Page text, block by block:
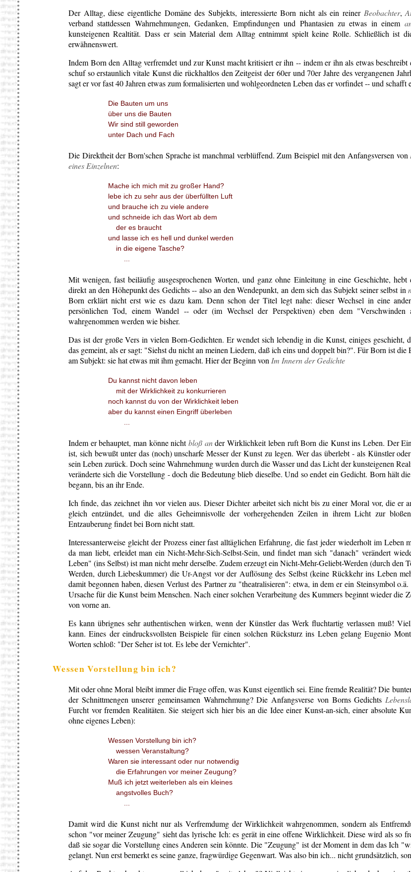
Der Alltag, diese eigentliche Domäne des Subjekts, interessierte Born nicht als ein reiner Beobachter,
verband stattdessen Wahrnehmungen, Gedanken, Empfindungen und Phantasien zu etwas in einem
kunsteigenen Realtität. Dass er sein Material dem Alltag entnimmt spielt keine Rolle. Schließlich ist
erwähnenswert.
Indem Born den Alltag verfremdet und zur Kunst macht kritisiert er ihn -- indem er ihn als etwas beschreibt
schuf so erstaunlich vitale Kunst die rückhaltlos den Zeitgeist der 60er und 70er Jahre des vergangenen
sagt er vor fast 40 Jahren etwas zum formalisierten und wohlgeordneten Leben das er vorfindet -- und schafft
Die Bauten um uns
über uns die Bauten
Wir sind still geworden
unter Dach und Fach
Die Direktheit der Born'schen Sprache ist manchmal verblüffend. Zum Beispiel mit den Anfangsversen von
eines Einzelnen:
Mache ich mich mit zu großer Hand?
lebe ich zu sehr aus der überfüllten Luft
und brauche ich zu viele andere
und schneide ich das Wort ab dem
der es braucht
und lasse ich es hell und dunkel werden
in die eigene Tasche?
Mit wenigen, fast beiläufig ausgesprochenen Worten, und ganz ohne Einleitung in eine Geschichte, hebt
direkt an den Höhepunkt des Gedichts -- also an den Wendepunkt, an dem sich das Subjekt seiner selbst in
Born erklärt nicht erst wie es dazu kam. Denn schon der Titel legt nahe: dieser Wechsel in eine
persönlichen Tod, einem Wandel -- oder (im Wechsel der Perspektiven) eben dem
wahrgenommen werden wie bisher.
Das ist der große Vers in vielen Born-Gedichten. Er wendet sich lebendig in die Kunst, einiges geschieht,
das gemeint, als er sagt: "Siehst du nicht an meinen Liedern, daß ich eins und doppelt bin?". Für Born ist die
am Subjekt: sie hat etwas mit ihm gemacht. Hier der Beginn von Im Innern der Gedichte
Du kannst nicht davon leben
mit der Wirklichkeit zu konkurrieren
noch kannst du von der Wirklichkeit leben
aber du kannst einen Eingriff überleben
Indem er behauptet, man könne nichtbloß ander Wirklichkeit leben ruft Born die Kunst ins Leben. Der
ist, sich bewußt unter das (noch) unscharfe Messer der Kunst zu legen. Wer das überlebt - als Künstler
sein Leben zurück. Doch seine Wahrnehmung wurden durch die Wasser und das Licht der kunsteigenen
veränderte sich die Vorstellung - doch die Bedeutung blieb dieselbe. Und so endet ein Gedicht. Born hält
begann, bis an ihr Ende.
Ich finde, das zeichnet ihn vor vielen aus. Dieser Dichter arbeitet sich nicht bis zu einer Moral vor, die er
gleich entzündet, und die alles Geheimnisvolle der vorhergehenden Zeilen in ihrem Licht zur
Entzauberung findet bei Born nicht statt.
Interessanterweise gleicht der Prozess einer fast alltäglichen Erfahrung, die fast jeder wiederholt im Leben
da man liebt, erleidet man ein Nicht-Mehr-Sich-Selbst-Sein, und findet man sich "danach" verändert
Leben" (ins Selbst) ist man nicht mehr derselbe. Zudem erzeugt ein Nicht-Mehr-Geliebt-Werden (durch den
Werden, durch Liebeskummer) die Ur-Angst vor der Auflösung des Selbst (keine Rückkehr ins Leben
damit begonnen haben, diesen Verlust des Partner zu "theatralisieren": etwa, in dem er ein Steinsymbol
Ursache für die Kunst beim Menschen. Nach einer solchen Verarbeitung des Kummers beginnt wieder die
von vorne an.
Es kann übrignes sehr authentischen wirken, wenn der Künstler das Werk fluchtartig verlassen muß!
kann. Eines der eindrucksvollsten Beispiele für einen solchen Rücksturz ins Leben gelang Eugenio
Worten schloß: "Der Seher ist tot. Es lebe der Vernichter".
Wessen Vorstellung bin ich?
Mit oder ohne Moral bleibt immer die Frage offen, was Kunst eigentlich sei. Eine fremde Realität? Die
der Schnittmengen unserer gemeinsamen Wahrnehmung? Die Anfangsverse von Borns Gedichts
Furcht vor fremden Realitäten. Sie steigert sich hier bis an die Idee einer Kunst-an-sich, einer absolute
ohne eigenes Leben):
Wessen Vorstellung bin ich?
wessen Veranstaltung?
Waren sie interessant oder nur notwendig
die Erfahrungen vor meiner Zeugung?
Muß ich jetzt weiterleben als ein kleines
angstvolles Buch?
Damit wird die Kunst nicht nur als Verfremdumg der Wirklichkeit wahrgenommen, sondern als
schon "vor meiner Zeugung" sieht das lyrische Ich: es gerät in eine offene Wirklichkeit. Diese wird als so
daß sie sogar die Vorstellung eines Anderen sein könnte. Die "Zeugung" ist der Moment in dem das Ich
gelangt. Nun erst bemerkt es seine ganze, fragwürdige Gegenwart. Was also bin ich... nicht grundsätzlich,